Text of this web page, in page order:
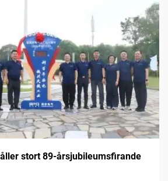
stort 89-årsjubileumsfirande